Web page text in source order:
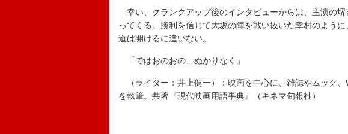
幸い、クランクアップ後のインタビューからは、主演の
ってくる。勝利を信じて大坂の陣を戦い抜いた幸村のよう
道は開けるに違いない。
「ではおのおの、ぬかりなく」
（ライター：井上健一）：映画を中心に、雑誌やムック
を執筆。共著『現代映画用語事典』（キネマ旬報社）